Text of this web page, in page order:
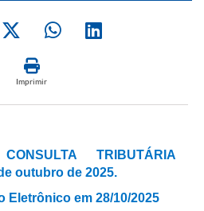
Imprimir
TRIBUTÁRIA
outubro de 2025.
Eletrônico em 28/10/2025